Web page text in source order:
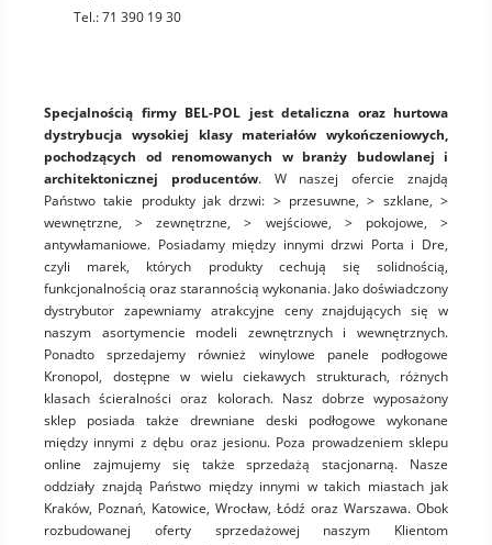
Tel.:71 390 19 30
Specjalnością firmy BEL-POL jest detaliczna oraz hurtowa
dystrybucja wysokiej klasy materiałów wykończeniowych,
pochodzących od renomowanych w branży budowlanej i
architektonicznej producentów. W naszej ofercie znajdą
Państwo takie produkty jak drzwi: > przesuwne, > szklane, >
wewnętrzne, > zewnętrzne, > wejściowe, > pokojowe, >
antywłamaniowe. Posiadamy między innymi drzwi Porta i Dre,
czyli marek, których produkty cechują się solidnością,
funkcjonalnością oraz starannością wykonania. Jako doświadczony
dystrybutor zapewniamy atrakcyjne ceny znajdujących się w
naszym asortymencie modeli zewnętrznych i wewnętrznych.
Ponadto sprzedajemy również winylowe panele podłogowe
Kronopol, dostępne w wielu ciekawych strukturach, różnych
klasach ścieralności oraz kolorach. Nasz dobrze wyposażony
sklep posiada także drewniane deski podłogowe wykonane
między innymi z dębu oraz jesionu. Poza prowadzeniem sklepu
online zajmujemy się także sprzedażą stacjonarną. Nasze
oddziały znajdą Państwo między innymi w takich miastach jak
Kraków, Poznań, Katowice, Wrocław, Łódź oraz Warszawa. Obok
rozbudowanej oferty sprzedażowej naszym Klientom